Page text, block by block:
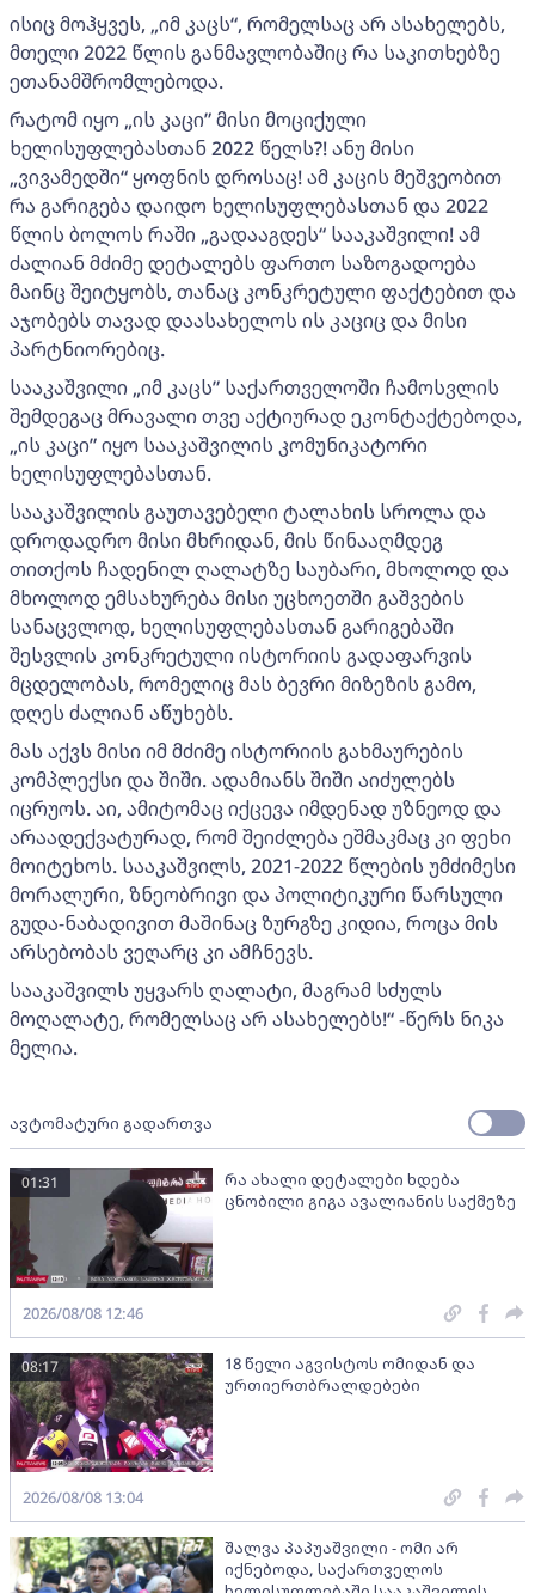
ისიც მოჰყვეს, „იმ კაცს“, რომელსაც არ ასახელებს,
მთელი 2022 წლის განმავლობაშიც რა საკითხებზე
ეთანამშრომლებოდა.
რატომ იყო „ის კაცი” მისი მოციქული
ხელისუფლებასთან 2022 წელს?! ანუ მისი
„ვივამედში“ ყოფნის დროსაც! ამ კაცის მეშვეობით
რა გარიგება დაიდო ხელისუფლებასთან და 2022
წლის ბოლოს რაში „გადააგდეს“ სააკაშვილი! ამ
ძალიან მძიმე დეტალებს ფართო საზოგადოება
მაინც შეიტყობს, თანაც კონკრეტული ფაქტებით და
აჯობებს თავად დაასახელოს ის კაციც და მისი
პარტნიორებიც.
სააკაშვილი „იმ კაცს” საქართველოში ჩამოსვლის
შემდეგაც მრავალი თვე აქტიურად ეკონტაქტებოდა,
„ის კაცი” იყო სააკაშვილის კომუნიკატორი
ხელისუფლებასთან.
სააკაშვილის გაუთავებელი ტალახის სროლა და
დროდადრო მისი მხრიდან, მის წინააღმდეგ
თითქოს ჩადენილ ღალატზე საუბარი, მხოლოდ და
მხოლოდ ემსახურება მისი უცხოეთში გაშვების
სანაცვლოდ, ხელისუფლებასთან გარიგებაში
შესვლის კონკრეტული ისტორიის გადაფარვის
მცდელობას, რომელიც მას ბევრი მიზეზის გამო,
დღეს ძალიან აწუხებს.
მას აქვს მისი იმ მძიმე ისტორიის გახმაურების
კომპლექსი და შიში. ადამიანს შიში აიძულებს
იცრუოს. აი, ამიტომაც იქცევა იმდენად უზნეოდ და
არაადექვატურად, რომ შეიძლება ეშმაკმაც კი ფეხი
მოიტეხოს. სააკაშვილს, 2021-2022 წლების უმძიმესი
მორალური, ზნეობრივი და პოლიტიკური წარსული
გუდა-ნაბადივით მაშინაც ზურგზე კიდია, როცა მის
არსებობას ვეღარც კი ამჩნევს.
სააკაშვილს უყვარს ღალატი, მაგრამ სძულს
მოღალატე, რომელსაც არ ასახელებს!“ -წერს ნიკა
მელია.
ავტომატური გადართვა
რა ახალი დეტალები ხდება
ცნობილი გიგა ავალიანის საქმეზე
01:31
2026/08/08 12:46
18 წელი აგვისტოს ომიდან და
ურთიერთბრალდებები
08:17
2026/08/08 13:04
შალვა პაპუაშვილი - ომი არ
იქნებოდა, საქართველოს